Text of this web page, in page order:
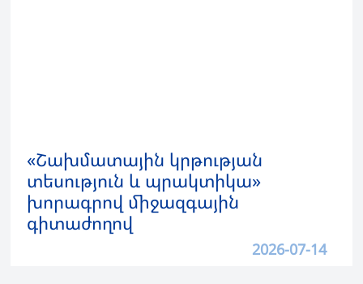
«Շախմատային կրթության
տեսություն և պրակտիկա»
խորագրով միջազգային
գիտաժողով
2026-07-14